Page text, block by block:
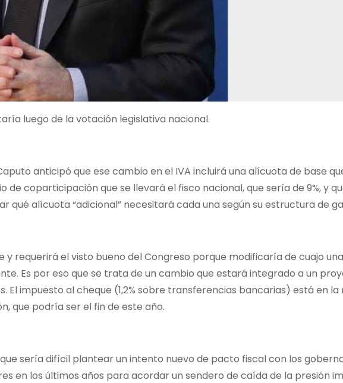
luego de la votación legislativa nacional.
anticipó que ese cambio en el IVA incluirá una alícuota de base
coparticipación que se llevará el fisco nacional, que sería de 9%, y
qué alícuota “adicional” necesitará cada una según su estructura de
y requerirá el visto bueno del Congreso porque modificaría de cuajo
Es por eso que se trata de un cambio que estará integrado a un
El impuesto al cheque (1,2% sobre transferencias bancarias) está en
que podría ser el fin de este año.
que sería difícil plantear un intento nuevo de pacto fiscal con los
en los últimos años para acordar un sendero de caída de la presión